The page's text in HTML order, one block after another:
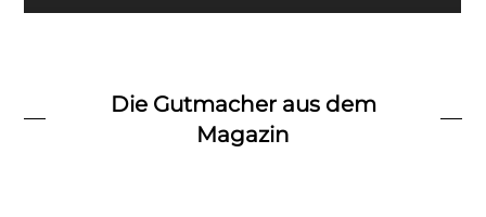
Die Gutmacher aus dem
Magazin